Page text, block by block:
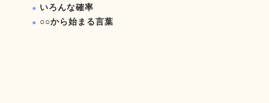
いろんな確率
○○から始まる言葉